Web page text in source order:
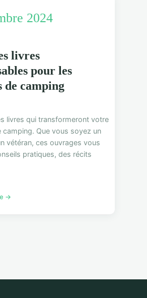
2024
livres
pour les
de camping
livres qui transformeront votre
camping. Que vous soyez un
vétéran, ces ouvrages vous
pratiques, des récits
→